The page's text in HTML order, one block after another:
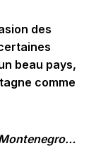
des
beau pays,
comme